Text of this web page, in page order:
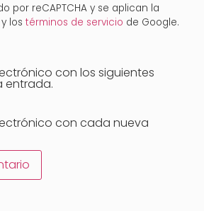
por reCAPTCHA y se aplican la
y los términos de servicio de Google.
con los siguientes
entrada.
con cada nueva